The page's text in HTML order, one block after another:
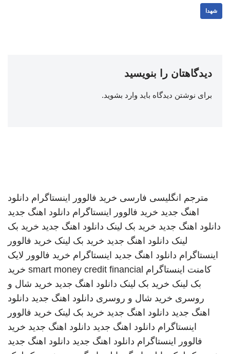
شهدا
دیدگاهتان را بنویسید
برای نوشتن دیدگاه باید وارد بشوید.
مترجم انگلیسی فارسی خرید فالوور اینستاگرام دانلود
اهنگ جدید خرید فالوور اینستاگرام دانلود اهنگ جدید
دانلود اهنگ جدید خرید بک لینک دانلود اهنگ جدید خرید بک
لینک دانلود اهنگ جدید خرید بک لینک خرید فالوور
اینستاگرام دانلود اهنگ جدید اینستاگرام خرید فالوور لایک
کامنت اینستاگرام smart money credit financial خرید
بک لینک خرید بک لینک دانلود اهنگ جدید خرید شال و
روسری خرید شال و روسری دانلود اهنگ جدید دانلود
اهنگ جدید دانلود اهنگ جدید خرید بک لینک خرید فالوور
اینستاگرام دانلود اهنگ جدید دانلود اهنگ جدید خرید
فالوور اینستاگرام دانلود اهنگ جدید دانلود اهنگ جدید